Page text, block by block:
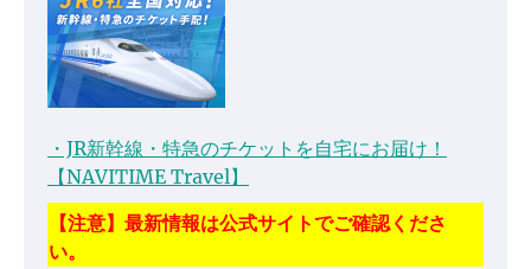
・JR新幹線・特急のチケットを自宅にお届け！
【NAVITIME Travel】
【注意】最新情報は公式サイトでご確認くださ
い。